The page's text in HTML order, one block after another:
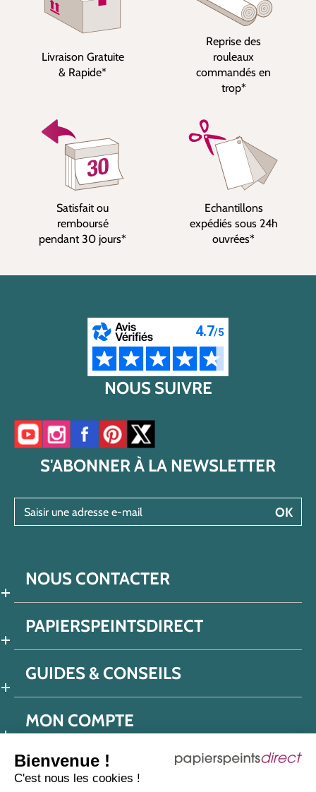
Bienvenue !
C'est nous les cookies !
Livraison Gratuite
& Rapide*
Reprise des
rouleaux
commandés en
trop*
Satisfait ou
remboursé
pendant 30 jours*
Echantillons
expédiés sous 24h
ouvrées*
NOUS SUIVRE
Accéder à notre chaîne YouTube
Accéder à notre compte Instagram
Accéder à notre page Facebook
Accéder à notre compte Pinterest
Accéder à notre compte Twitter/X
S'ABONNER À LA NEWSLETTER
OK
NOUS CONTACTER
PAPIERSPEINTSDIRECT
GUIDES & CONSEILS
MON COMPTE